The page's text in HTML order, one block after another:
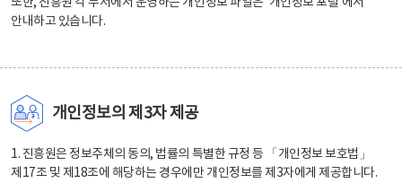
안내하고 있습니다.
개인정보의 제3자 제공
1. 진흥원은 정보주체의 동의, 법률의 특별한 규정 등 「개인정보 보호법」
제17조 및 제18조에 해당하는 경우에만 개인정보를 제3자에게 제공합니다.